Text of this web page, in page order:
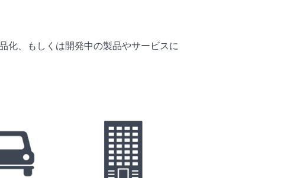
化、もしくは開発中の製品やサービスに